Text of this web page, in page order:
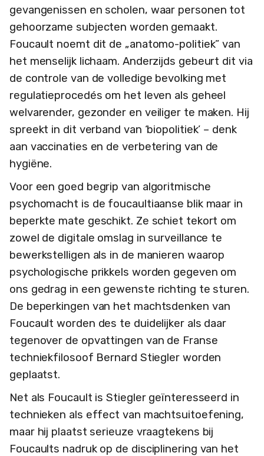
gevangenissen en scholen, waar personen tot
gehoorzame subjecten worden gemaakt.
Foucault noemt dit de „anatomo-politiek” van
het menselijk lichaam. Anderzijds gebeurt dit via
de controle van de volledige bevolking met
regulatieprocedés om het leven als geheel
welvarender, gezonder en veiliger te maken. Hij
spreekt in dit verband van ‘biopolitiek’ – denk
aan vaccinaties en de verbetering van de
hygiëne.
Voor een goed begrip van algoritmische
psychomacht is de foucaultiaanse blik maar in
beperkte mate geschikt. Ze schiet tekort om
zowel de digitale omslag in surveillance te
bewerkstelligen als in de manieren waarop
psychologische prikkels worden gegeven om
ons gedrag in een gewenste richting te sturen.
De beperkingen van het machtsdenken van
Foucault worden des te duidelijker als daar
tegenover de opvattingen van de Franse
techniekfilosoof Bernard Stiegler worden
geplaatst.
Net als Foucault is Stiegler geïnteresseerd in
technieken als effect van machtsuitoefening,
maar hij plaatst serieuze vraagtekens bij
Foucaults nadruk op de disciplinering van het